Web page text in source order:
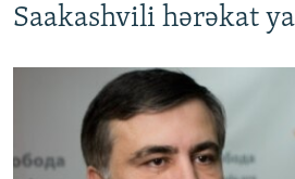
Axtarışa
QANUNI DOĞRU
ARAŞDIRMA
MULTIMEDIA
Saakashvili hərəkat